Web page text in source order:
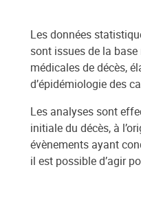
Les données
sont issues de la
médicales de décès,
d’épidémiologie des
Les analyses sont
initiale du décès, à
évènements ayant
il est possible d’agir